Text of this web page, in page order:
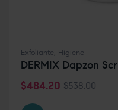
Exfoliante, Higiene
DERMIX Dapzon
$538.00
$484.20